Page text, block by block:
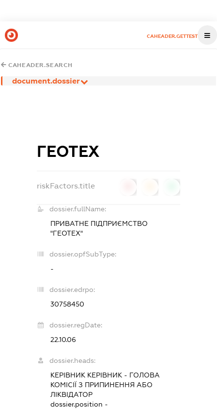
CAHEADER.GETTEST
CAHEADER.SEARCH
document.dossier
ГЕОТЕХ
riskFactors.title
dossier.fullName:
ПРИВАТНЕ ПІДПРИЄМСТВО
"ГЕОТЕХ"
dossier.opfSubType:
-
dossier.edrpo:
30758450
dossier.regDate:
22.10.06
dossier.heads:
КЕРІВНИК КЕРІВНИК - ГОЛОВА
КОМІСІЇ З ПРИПИНЕННЯ АБО
ЛІКВІДАТОР
dossier.position -